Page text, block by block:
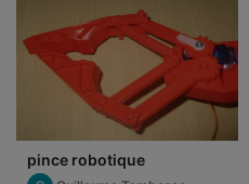
pince robotique